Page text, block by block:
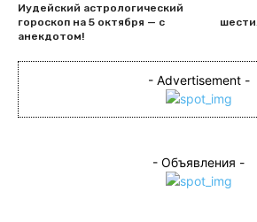
Иудейский астрологический
гороскоп на 5 октября — с
анекдотом!
- Advertisement -
- Объявления -